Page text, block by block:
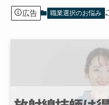
広告 職業選択のお悩み